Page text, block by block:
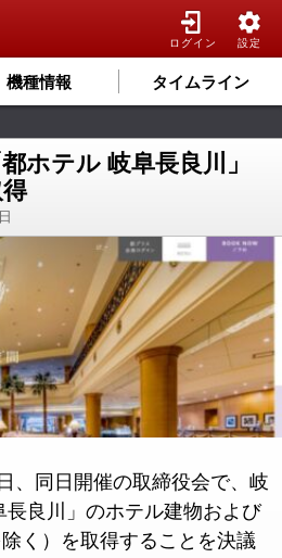
ログイン 設定
機種情報 タイムライン
ホテル 岐阜長良川」
、同日開催の取締役会で、岐
良川」のホテル建物および
く）を取得することを決議